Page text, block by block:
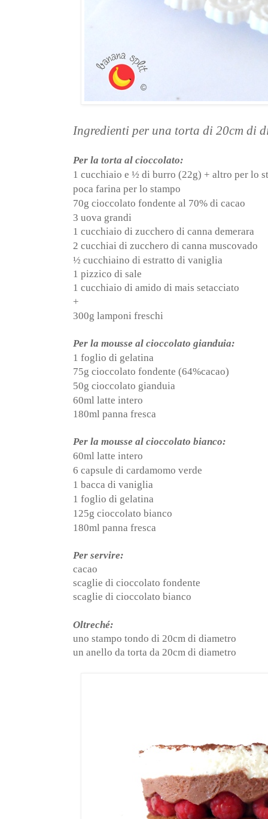
Ingredienti per una torta di 20cm di
Per la torta al cioccolato:
1 cucchiaio e ½ di burro (22g) + altro per lo
poca farina per lo stampo
70g cioccolato fondente al 70% di cacao
3 uova grandi
1 cucchiaio di zucchero di canna demerara
2 cucchiai di zucchero di canna muscovado
½ cucchiaino di estratto di vaniglia
1 pizzico di sale
1 cucchiaio di amido di mais setacciato
+
300g lamponi freschi
Per la mousse al cioccolato gianduia:
1 foglio di gelatina
75g cioccolato fondente (64%cacao)
50g cioccolato gianduia
60ml latte intero
180ml panna fresca
Per la mousse al cioccolato bianco:
60ml latte intero
6 capsule di cardamomo verde
1 bacca di vaniglia
1 foglio di gelatina
125g cioccolato bianco
180ml panna fresca
Per servire:
cacao
scaglie di cioccolato fondente
scaglie di cioccolato bianco
Oltreché:
uno stampo tondo di 20cm di diametro
un anello da torta da 20cm di diametro